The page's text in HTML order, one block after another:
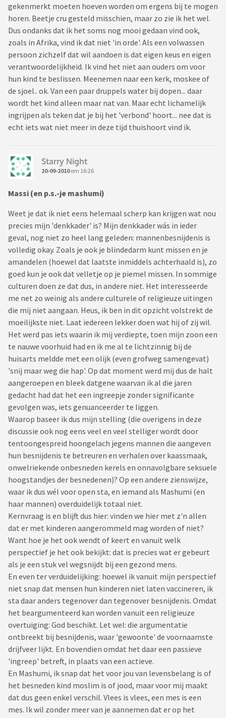
gekenmerkt moeten hoeven worden om ergens bij te mogen
horen. Beetje cru gesteld misschien, maar zo zie ik het wel.
Dus ondanks dat ik het soms nog mooi gedaan vind ook,
zoals in Afrika, vind ik dat niet 'in orde'. Als een volwassen
persoon zichzelf dat wil aandoen is dat eigen keus en eigen
verantwoordelijkheid. Ik vind het niet aan ouders om voor
hun kind te beslissen. Meenemen naar een kerk, moskee of
de sjoel.. ok. Van een paar druppels water bij dopen... daar
wordt het kind alleen maar nat van. Maar echt lichamelijk
ingrijpen als teken dat je bij het 'verbond' hoort... nee dat is
echt iets wat niet meer in deze tijd thuishoort vind ik.
Starry Night
20-09-2010om 16:26
Massi (en p.s.-je mashumi)
Weet je dat ik niet eens helemaal scherp kan krijgen wat nou
precies mijn 'denkkader' is? Mijn denkkader wás in ieder
geval, nog niet zo heel lang geleden: mannenbesnijdenis is
volledig okay. Zoals je ook je blindedarm kunt missen en je
amandelen (hoewel dat laatste inmiddels achterhaald is), zo
goed kun je ook dat velletje op je piemel missen. In sommige
culturen doen ze dat dus, in andere niet. Het interesseerde
me net zo weinig als andere culturele of religieuze uitingen
die mij niet aangaan. Heus, ik ben in dit opzicht volstrekt de
moeilijkste niet. Laat iedereen lekker doen wat hij of zij wil.
Het werd pas iets waarin ik mij verdiepte, toen mijn zoon een
te nauwe voorhuid had en ik me al te lichtzinnig bij de
huisarts meldde met een olijk (even grofweg samengevat)
'snij maar weg die hap'. Op dat moment werd mij dus de halt
aangeroepen en bleek datgene waarvan ik al die jaren
gedacht had dat het een ingreepje zonder significante
gevolgen was, iets genuanceerder te liggen.
Waarop baseer ik dus mijn stelling (die overigens in deze
discussie ook nog eens veel en veel stelliger wordt door
tentoongespreid hoongelach jegens mannen die aangeven
hun besnijdenis te betreuren en verhalen over kaassmaak,
onwelriekende onbesneden kerels en onnavolgbare seksuele
hoogstandjes der besnedenen)? Op een andere zienswijze,
waar ik dus wél voor open sta, en iemand als Mashumi (en
haar mannen) overduidelijk totaal niet.
Kernvraag is en blijft dus hier: vinden we hier met z'n allen
dat er met kinderen aangerommeld mag worden of niet?
Want hoe je het ook wendt of keert en vanuit welk
perspectief je het ook bekijkt: dat is precies wat er gebeurt
als je een stuk vel wegsnijdt bij een gezond mens.
En even ter verduidelijking: hoewel ik vanuit mijn perspectief
niet snap dat mensen hun kinderen niet laten vaccineren, ik
sta daar anders tegenover dan tegenover besnijdenis. Omdat
het beargumenteerd kan worden vanuit een religieuze
overtuiging: God beschikt. Let wel: die argumentatie
ontbreekt bij besnijdenis, waar 'gewoonte' de voornaamste
drijfveer lijkt. En bovendien omdat het daar een passieve
'ingreep' betreft, in plaats van een actieve.
En Mashumi, ik snap dat het voor jou van levensbelang is of
het besneden kind moslim is of jood, maar voor mij maakt
dat dus geen enkel verschil. Vlees is vlees, een mes is een
mes. Ik wil zonder meer van je aannemen dat er op het